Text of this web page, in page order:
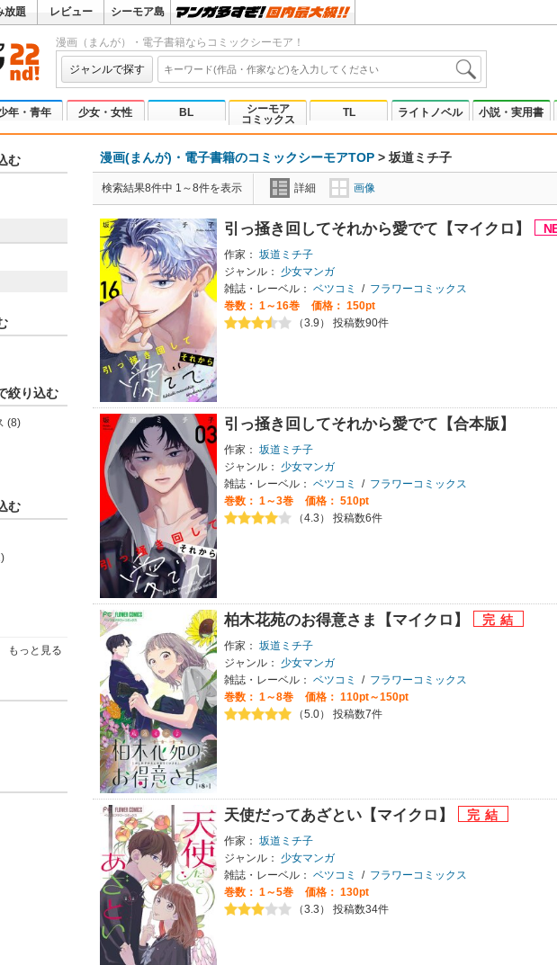
放題 レビュー シーモア島
漫画（まんが）・電子書籍ならコミックシーモア！
ジャンルで探す
年・青年 少女・女性 BL
シーモア
コミックス
TL ライトノベル 小説・実用書
む
絞り込む
(8)
む
もっと見る
漫画(まんが)・電子書籍のコミックシーモアTOP > 坂道ミチ子
検索結果8件中 1～8件を表示 詳細 画像
引っ掻き回してそれから愛でて【マイクロ】
作家： 坂道ミチ子
ジャンル：
少女マンガ
雑誌・レーベル： ベツコミ / フラワーコミックス
巻数： 1～16巻
価格： 150pt
（3.9） 投稿数90件
引っ掻き回してそれから愛でて【合本版】
作家： 坂道ミチ子
ジャンル：
少女マンガ
雑誌・レーベル： ベツコミ / フラワーコミックス
巻数： 1～3巻
価格： 510pt
（4.3） 投稿数6件
柏木花苑のお得意さま【マイクロ】
作家： 坂道ミチ子
ジャンル：
少女マンガ
雑誌・レーベル： ベツコミ / フラワーコミックス
巻数： 1～8巻
価格： 110pt～150pt
（5.0） 投稿数7件
天使だってあざとい【マイクロ】
作家： 坂道ミチ子
ジャンル：
少女マンガ
雑誌・レーベル： ベツコミ / フラワーコミックス
巻数： 1～5巻
価格： 130pt
（3.3） 投稿数34件